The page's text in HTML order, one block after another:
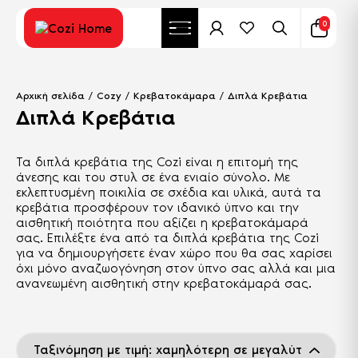
0
Αρχική σελίδα / Cozy / Κρεβατοκάμαρα / Διπλά Κρεβάτια
Διπλά Κρεβάτια
Τα διπλά κρεβάτια της Cozi είναι η επιτομή της
άνεσης και του στυλ σε ένα ενιαίο σύνολο. Με
εκλεπτυσμένη ποικιλία σε σχέδια και υλικά, αυτά τα
κρεβάτια προσφέρουν τον ιδανικό ύπνο και την
αισθητική ποιότητα που αξίζει η κρεβατοκάμαρά
σας. Επιλέξτε ένα από τα διπλά κρεβάτια της Cozi
για να δημιουργήσετε έναν χώρο που θα σας χαρίσει
όχι μόνο αναζωογόνηση στον ύπνο σας αλλά και μια
ανανεωμένη αισθητική στην κρεβατοκάμαρά σας.